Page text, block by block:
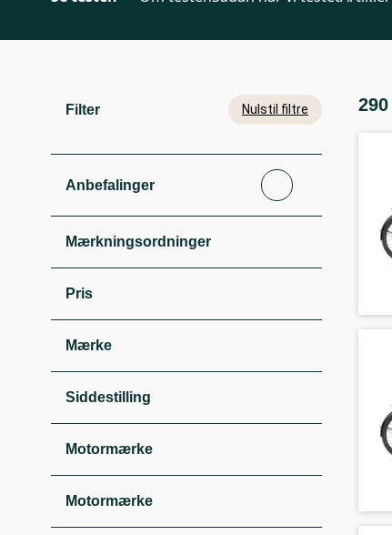
Filter Nulstil filtre
Anbefalinger
Mærkningsordninger
Pris
Mærke
Siddestilling
Motormærke
Motormærke
290